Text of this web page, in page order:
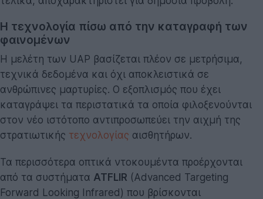
Η τεχνολογία πίσω από την καταγραφή των
φαινομένων
Η μελέτη των UAP βασίζεται πλέον σε μετρήσιμα,
τεχνικά δεδομένα και όχι αποκλειστικά σε
ανθρώπινες μαρτυρίες. Ο εξοπλισμός που έχει
καταγράψει τα περιστατικά τα οποία φιλοξενούνται
στον νέο ιστότοπο αντιπροσωπεύει την αιχμή της
στρατιωτικής τεχνολογίας αισθητήρων.
Τα περισσότερα οπτικά ντοκουμέντα προέρχονται
από τα συστήματα ATFLIR (Advanced Targeting
Forward Looking Infrared) που βρίσκονται